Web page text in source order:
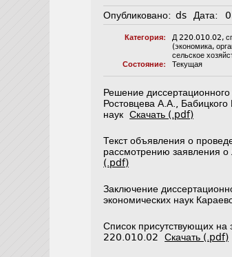
Опубликовано: ds Дата:
Категория: Д 220.010.02,
(экономика,
сельское
Состояние:
Текущая
Решение
Ростовцева А.А.,
наукСкачать (.pdf)
Текст объявления о
рассмотрению заявления
(.pdf)
Заключение
экономических наук
Список присутствующих на
220.010.02Скачать (.pdf)